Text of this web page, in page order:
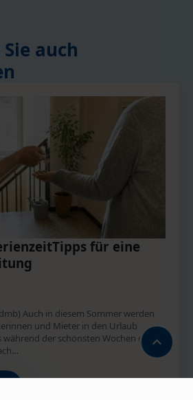
auch
für eine
Auch in diesem Sommer werden
und Mieter in den Urlaub
der schönsten Wochen des